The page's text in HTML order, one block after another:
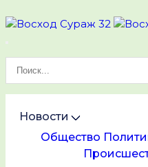
Новости
Общество